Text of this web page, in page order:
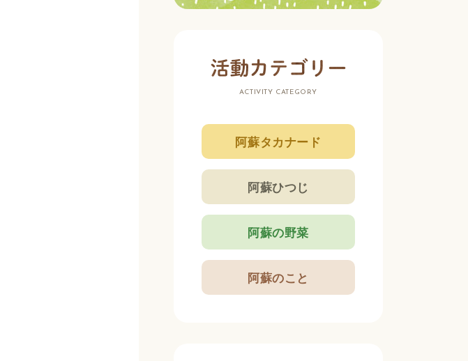
ACTIVITY CATEGORY
阿蘇タカナード
阿蘇ひつじ
阿蘇の野菜
阿蘇のこと